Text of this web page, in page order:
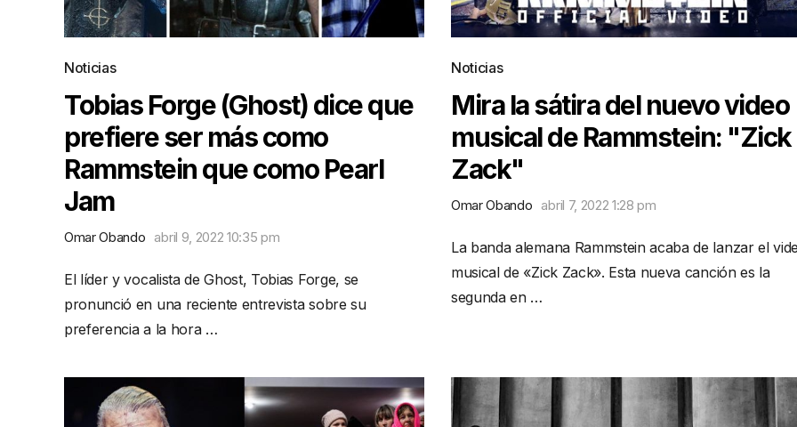
Noticias
Tobias Forge (Ghost) dice que
prefiere ser más como
Rammstein que como Pearl
Jam
Omar Obando abril 9, 2022 10:35 pm
El líder y vocalista de Ghost, Tobias Forge, se
pronunció en una reciente entrevista sobre su
preferencia a la hora …
Noticias
Mira la sátira del nuevo video
musical de Rammstein: "Zick
Zack"
Omar Obando abril 7, 2022 1:28 pm
La banda alemana Rammstein acaba de lanzar el
musical de «Zick Zack». Esta nueva canción es la
segunda en …